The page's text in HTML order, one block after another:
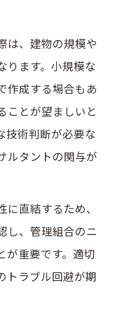
は、建物の規模や
ります。小規模な
作成する場合もあ
ことが望ましいと
技術判断が必要な
ルタントの関与が
直結するため、
し、管理組合のニ
が重要です。適切
トラブル回避が期